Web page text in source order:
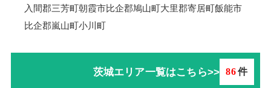
入間郡三芳町朝霞市比企郡鳩山町大里郡寄居町飯能市
比企郡嵐山町小川町
茨城エリア一覧はこちら>> 86件